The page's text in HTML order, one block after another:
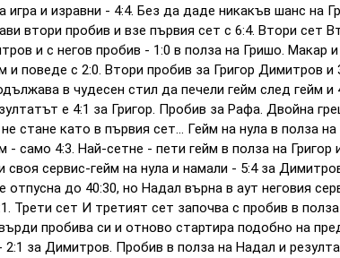
игра и изравни - 4:4. Без да даде никакъв шанс на
втори пробив и взе първия сет с 6:4. Втори сет
и с негов пробив - 1:0 в полза на Гришо. Макар
и поведе с 2:0. Втори пробив за Григор Димитров и
в чудесен стил да печели гейм след гейм и
е 4:1 за Григор. Пробив за Рафа. Двойна
стане като в първия сет... Гейм на нула в полза
- само 4:3. Най-сетне - пети гейм в полза на Григор
сервис-гейм на нула и намали - 5:4 за
отпусна до 40:30, но Надал върна в аут неговия
Трети сет И третият сет започва с пробив в полза
пробива си и отново стартира подобно на
2:1 за Димитров. Пробив в полза на Надал и